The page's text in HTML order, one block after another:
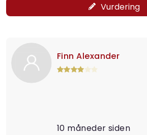
Vurdering
Finn Alexander
10 måneder siden